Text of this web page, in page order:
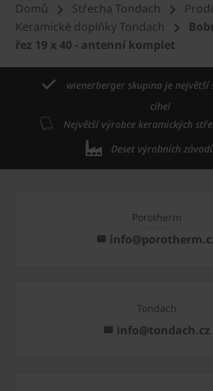
Domů Střecha Tondach
Keramické doplňky Tondach
řez 19 x 40 - antenní komplet
wienerberger skupina je největší
cihel
Největší výrobce keramických
Deset výrobních
Porotherm
Tondach
info@tondach.cz